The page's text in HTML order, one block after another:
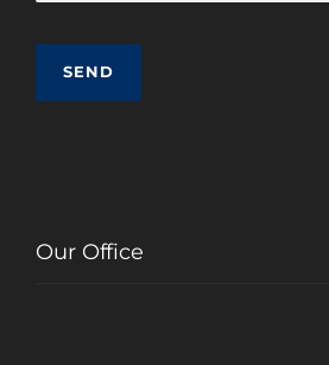
Our Office